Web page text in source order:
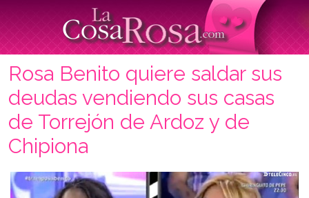
Rosa Benito quiere saldar sus
deudas vendiendo sus casas
de Torrejón de Ardoz y de
Chipiona